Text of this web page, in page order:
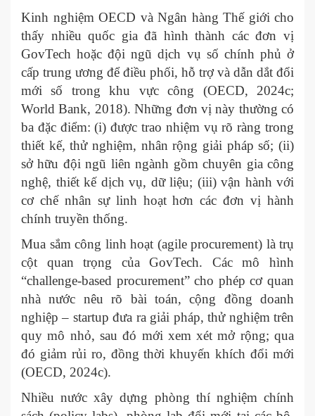
Kinh nghiệm OECD và Ngân hàng Thế giới cho
thấy nhiều quốc gia đã hình thành các đơn vị
GovTech hoặc đội ngũ dịch vụ số chính phủ ở
cấp trung ương để điều phối, hỗ trợ và dẫn dắt đổi
mới số trong khu vực công (OECD, 2024c;
World Bank, 2018). Những đơn vị này thường có
ba đặc điểm: (i) được trao nhiệm vụ rõ ràng trong
thiết kế, thử nghiệm, nhân rộng giải pháp số; (ii)
sở hữu đội ngũ liên ngành gồm chuyên gia công
nghệ, thiết kế dịch vụ, dữ liệu; (iii) vận hành với
cơ chế nhân sự linh hoạt hơn các đơn vị hành
chính truyền thống.
Mua sắm công linh hoạt (agile procurement) là trụ
cột quan trọng của GovTech. Các mô hình
“challenge-based procurement” cho phép cơ quan
nhà nước nêu rõ bài toán, cộng đồng doanh
nghiệp – startup đưa ra giải pháp, thử nghiệm trên
quy mô nhỏ, sau đó mới xem xét mở rộng; qua
đó giảm rủi ro, đồng thời khuyến khích đổi mới
(OECD, 2024c).
Nhiều nước xây dựng phòng thí nghiệm chính